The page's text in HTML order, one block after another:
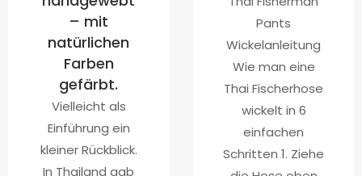
– mit
natürlichen
Farben
gefärbt.
Vielleicht als
Einführung ein
kleiner Rückblick.
In Thailand gab
Pants
Wickelanleitung
Wie man eine
Thai Fischerhose
wickelt in 6
einfachen
Schritten 1. Ziehe